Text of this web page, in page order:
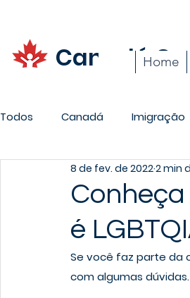
CanadáHome
Todos Canadá Imigração
Promoções Carreira
é
8 de fev. de 20222 min
Se você faz parte da
com algumas